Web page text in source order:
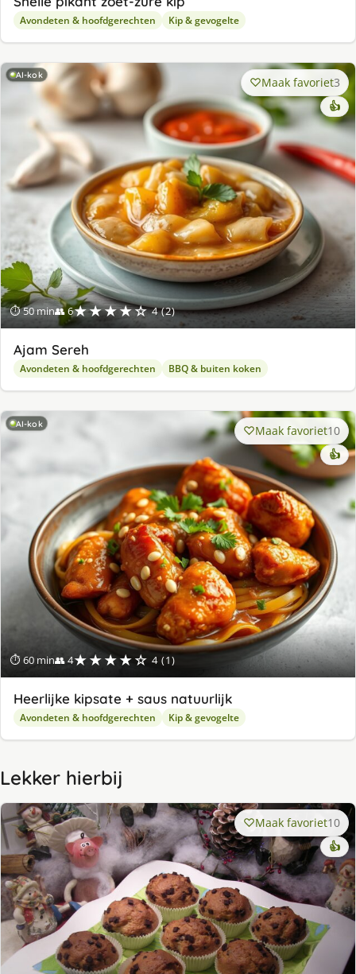
Avondeten & hoofdgerechten Kip & gevogelte
AI-kok
⏱ 50 min👥 6★★★★☆ 4 (2)
Maak favoriet3
👍
Ajam Sereh
Avondeten & hoofdgerechten BBQ & buiten koken
AI-kok
⏱ 60 min👥 4★★★★☆ 4 (1)
Maak favoriet10
👍
Heerlijke kipsate + saus natuurlijk
Avondeten & hoofdgerechten Kip & gevogelte
Lekker hierbij
Maak favoriet10
👍